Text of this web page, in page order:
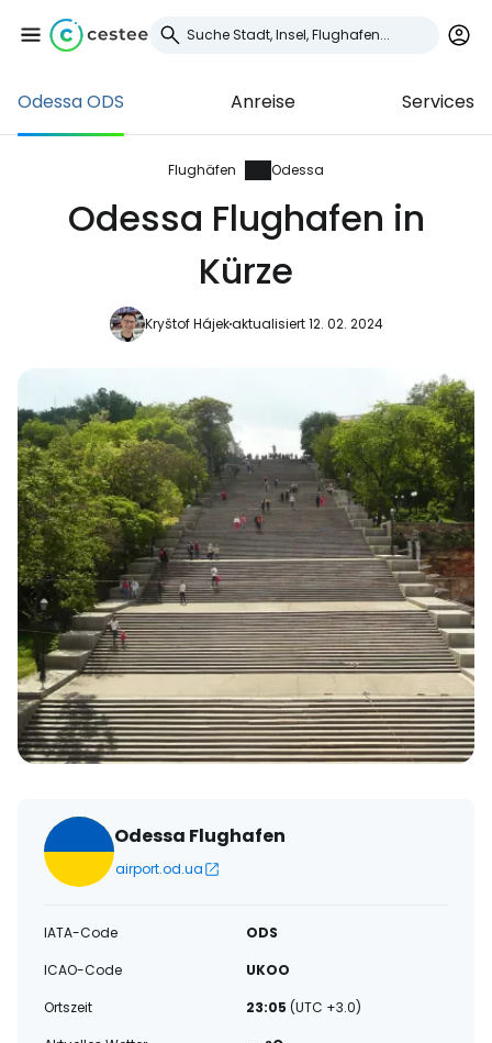
Odessa ODS Anreise Services
Flughäfen Odessa
Odessa Flughafen in
Kürze
Kryštof Hájekaktualisiert 12. 02. 2024
Odessa Flughafen
airport.od.ua
IATA-Code
ODS
ICAO-Code
UKOO
Ortszeit
23:05 (UTC +3.0)
Anmeldung bei
Cestee
... die weltweite Reise-Community
Weiter mit E-Mail